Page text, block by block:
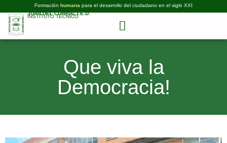
Formación humana para el desarrollo del ciudadano en el siglo XXI
INSTITUTO TÉCNICO
JUAN DEL CORRAL I.E.D.
Que viva la
Democracia!